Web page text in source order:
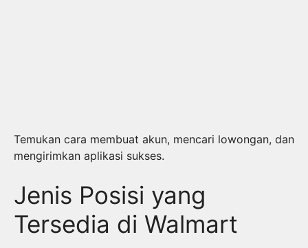
Temukan cara membuat akun, mencari lowongan, dan
mengirimkan aplikasi sukses.
Jenis Posisi yang
Tersedia di Walmart